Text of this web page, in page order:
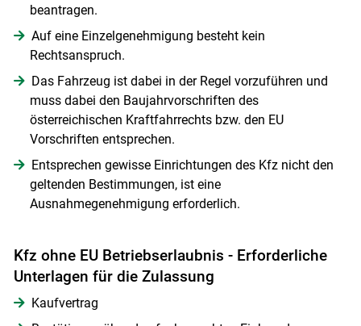
beantragen.
Auf eine Einzelgenehmigung besteht kein
Rechtsanspruch.
Das Fahrzeug ist dabei in der Regel vorzuführen und
muss dabei den Baujahrvorschriften des
österreichischen Kraftfahrrechts bzw. den EU
Vorschriften entsprechen.
Entsprechen gewisse Einrichtungen des Kfz nicht den
geltenden Bestimmungen, ist eine
Ausnahmegenehmigung erforderlich.
Kfz ohne EU Betriebserlaubnis - Erforderliche
Unterlagen für die Zulassung
Kaufvertrag